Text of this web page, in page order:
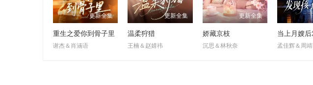
更新全集
重生之爱你到骨子里
谢杰＆肖涵语
更新全集
温柔狩猎
王楠＆赵婧祎
更新全集
娇藏京枝
沉思＆林秋奈 孟佳辉＆周